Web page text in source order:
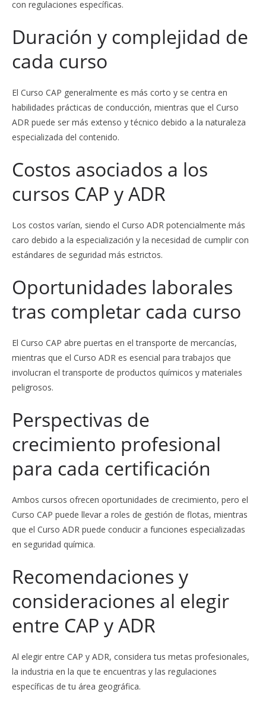
con regulaciones específicas.
Duración y complejidad de
cada curso
El Curso CAP generalmente es más corto y se centra en
habilidades prácticas de conducción, mientras que el Curso
ADR puede ser más extenso y técnico debido a la naturaleza
especializada del contenido.
Costos asociados a los
cursos CAP y ADR
Los costos varían, siendo el Curso ADR potencialmente más
caro debido a la especialización y la necesidad de cumplir con
estándares de seguridad más estrictos.
Oportunidades laborales
tras completar cada curso
El Curso CAP abre puertas en el transporte de mercancías,
mientras que el Curso ADR es esencial para trabajos que
involucran el transporte de productos químicos y materiales
peligrosos.
Perspectivas de
crecimiento profesional
para cada certificación
Ambos cursos ofrecen oportunidades de crecimiento, pero el
Curso CAP puede llevar a roles de gestión de flotas, mientras
que el Curso ADR puede conducir a funciones especializadas
en seguridad química.
Recomendaciones y
consideraciones al elegir
entre CAP y ADR
Al elegir entre CAP y ADR, considera tus metas profesionales,
la industria en la que te encuentras y las regulaciones
específicas de tu área geográfica.